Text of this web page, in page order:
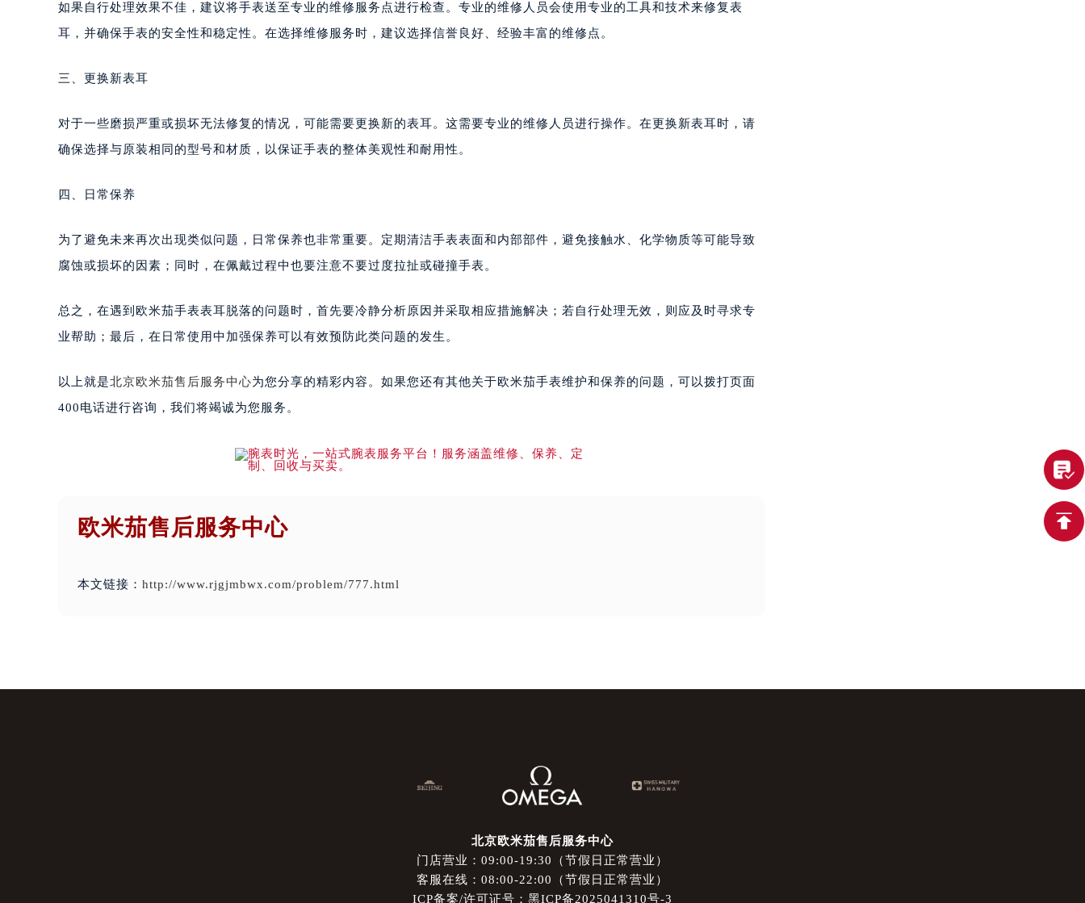
如果自行处理效果不佳，建议将手表送至专业的维修服务点进行检查。专业的维修人员会使用专业的工具和技术来修复表
耳，并确保手表的安全性和稳定性。在选择维修服务时，建议选择信誉良好、经验丰富的维修点。
三、更换新表耳
对于一些磨损严重或损坏无法修复的情况，可能需要更换新的表耳。这需要专业的维修人员进行操作。在更换新表耳时，请
确保选择与原装相同的型号和材质，以保证手表的整体美观性和耐用性。
四、日常保养
为了避免未来再次出现类似问题，日常保养也非常重要。定期清洁手表表面和内部部件，避免接触水、化学物质等可能导致
腐蚀或损坏的因素；同时，在佩戴过程中也要注意不要过度拉扯或碰撞手表。
总之，在遇到欧米茄手表表耳脱落的问题时，首先要冷静分析原因并采取相应措施解决；若自行处理无效，则应及时寻求专
业帮助；最后，在日常使用中加强保养可以有效预防此类问题的发生。
以上就是北京欧米茄售后服务中心为您分享的精彩内容。如果您还有其他关于欧米茄手表维护和保养的问题，可以拨打页面
400电话进行咨询，我们将竭诚为您服务。
欧米茄售后服务中心
本文链接： http://www.rjgjmbwx.com/problem/777.html
北京欧米茄售后服务中心
门店营业：09:00-19:30（节假日正常营业）
客服在线：08:00-22:00（节假日正常营业）
ICP备案/许可证号：黑ICP备2025041310号-3